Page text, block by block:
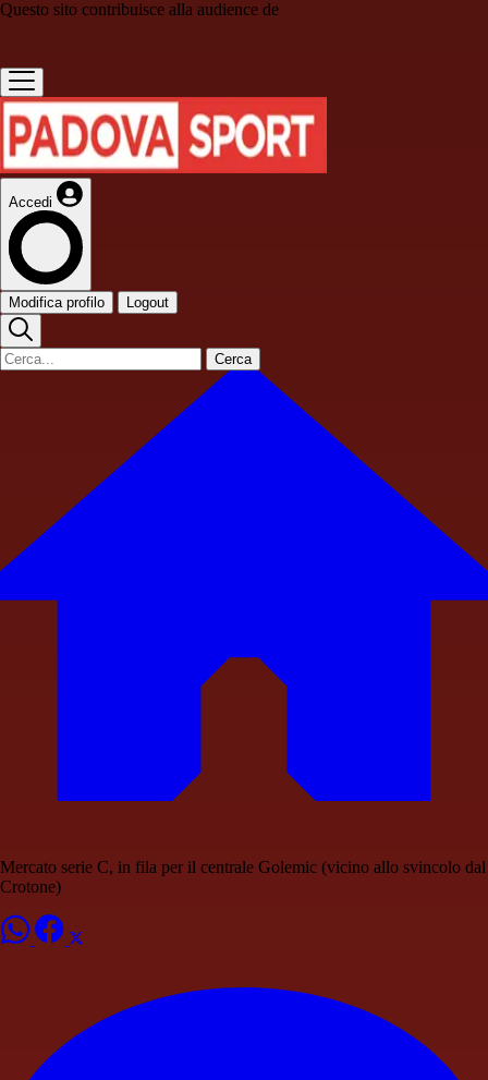
Questo sito contribuisce alla audience de
Accedi
Modifica profilo Logout
Cerca
Mercato serie C, in fila per il centrale Golemic (vicino allo svincolo dal
Crotone)